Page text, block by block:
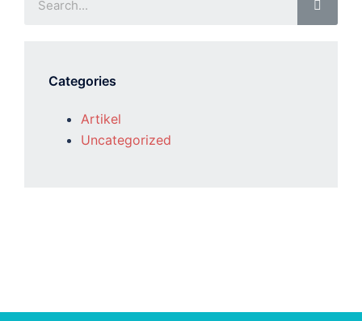
Categories
Artikel
Uncategorized